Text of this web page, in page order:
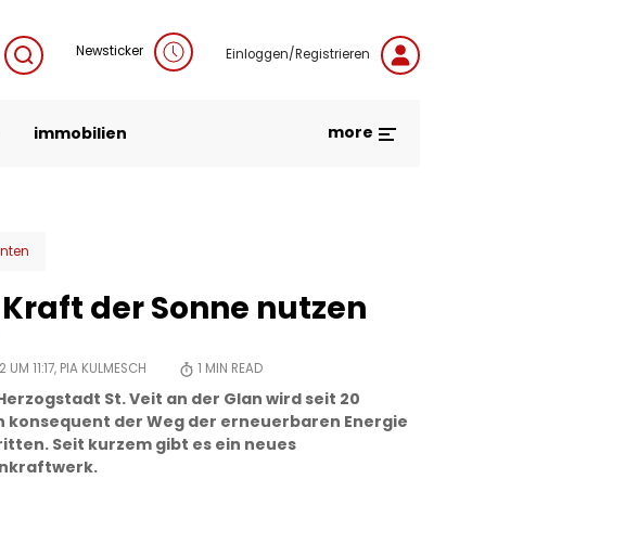
Newsticker Einloggen/Registrieren
immobilien more
der Sonne nutzen
UM 11:17, PIA KULMESCH 1 MIN READ
St. Veit an der Glan wird seit 20
konsequent der Weg der erneuerbaren Energie
Seit kurzem gibt es ein neues